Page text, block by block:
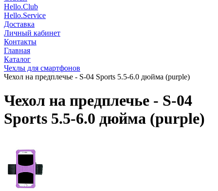
Hello.Club
Hello.Service
Доставка
Личный кабинет
Контакты
Главная
Каталог
Чехлы для смартфонов
Чехол на предплечье - S-04 Sports 5.5-6.0 дюйма (purple)
Чехол на предплечье - S-04
Sports 5.5-6.0 дюйма (purple)